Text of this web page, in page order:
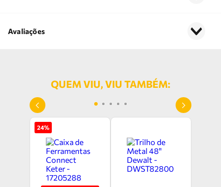
Avaliações
QUEM VIU, VIU TAMBÉM:
24%